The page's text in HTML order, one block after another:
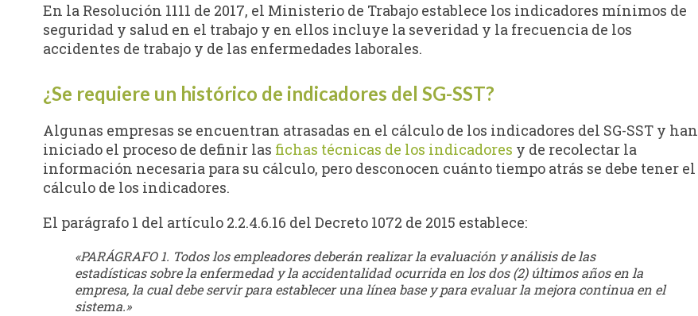
En la Resolución 1111 de 2017, el Ministerio de Trabajo establece los indicadores mínimos de
seguridad y salud en el trabajo y en ellos incluye la severidad y la frecuencia de los
accidentes de trabajo y de las enfermedades laborales.
¿Se requiere un histórico de indicadores del SG-SST?
Algunas empresas se encuentran atrasadas en el cálculo de los indicadores del SG-SST y han
iniciado el proceso de definir las fichas técnicas de los indicadores y de recolectar la
información necesaria para su cálculo, pero desconocen cuánto tiempo atrás se debe tener el
cálculo de los indicadores.
El parágrafo 1 del artículo 2.2.4.6.16 del Decreto 1072 de 2015 establece:
«PARÁGRAFO 1. Todos los empleadores deberán realizar la evaluación y análisis de las
estadísticas sobre la enfermedad y la accidentalidad ocurrida en los dos (2) últimos años en la
empresa, la cual debe servir para establecer una línea base y para evaluar la mejora continua en el
sistema.»